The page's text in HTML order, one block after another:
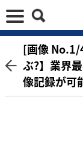
[画像 No.1/
ぶ?】業界
像記録が可